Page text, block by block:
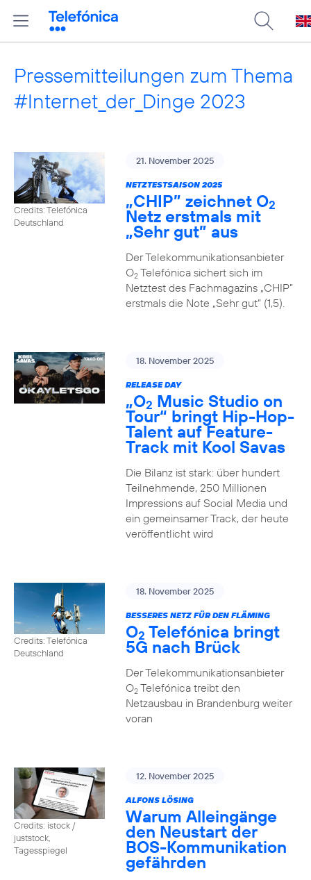
Pressemitteilungen zum Thema
#Internet_der_Dinge 2023
Credits: Telefónica
Deutschland
21. November 2025
NETZTESTSAISON 2025
„CHIP” zeichnet O2
Netz erstmals mit
„Sehr gut” aus
Der Telekommunikationsanbieter
O2Telefónica sichert sich im
Netztest des Fachmagazins „CHIP”
erstmals die Note „Sehr gut“ (1,5).
18. November 2025
RELEASE DAY
„O2 Music Studio on
Tour“ bringt Hip-Hop-
Talent auf Feature-
Track mit Kool Savas
Die Bilanz ist stark: über hundert
Teilnehmende, 250 Millionen
Impressions auf Social Media und
ein gemeinsamer Track, der heute
veröffentlicht wird
Credits: Telefónica
Deutschland
18. November 2025
BESSERES NETZ FÜR DEN FLÄMING
O2 Telefónica bringt
5G nach Brück
Der Telekommunikationsanbieter
O2Telefónica treibt den
Netzausbau in Brandenburg weiter
voran
Credits: istock /
juststock,
Tagesspiegel
12. November 2025
ALFONS LÖSING
Warum Alleingänge
den Neustart der
BOS-Kommunikation
gefährden